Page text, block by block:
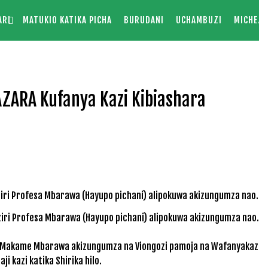
MATUKIO KATIKA PICHA BURUDANI UCHAMBUZI
Kufanya Kazi Kibiashara
Profesa Mbarawa (Hayupo pichani) alipokuwa akizungumza nao.